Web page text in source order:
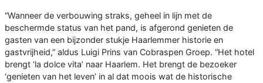
“Wanneer de verbouwing straks, geheel in lijn met de
beschermde status van het pand, is afgerond genieten de
gasten van een bijzonder stukje Haarlemmer historie en
gastvrijheid,” aldus Luigi Prins van Cobraspen Groep. “Het hotel
brengt ‘la dolce vita’ naar Haarlem. Het brengt de bezoeker
‘genieten van het leven’ in al dat moois wat de historische